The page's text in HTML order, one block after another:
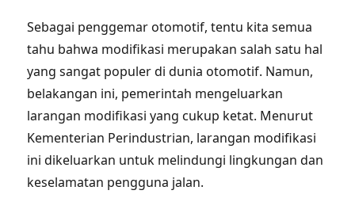
Sebagai penggemar otomotif, tentu kita semua
tahu bahwa modifikasi merupakan salah satu hal
yang sangat populer di dunia otomotif. Namun,
belakangan ini, pemerintah mengeluarkan
larangan modifikasi yang cukup ketat. Menurut
Kementerian Perindustrian, larangan modifikasi
ini dikeluarkan untuk melindungi lingkungan dan
keselamatan pengguna jalan.